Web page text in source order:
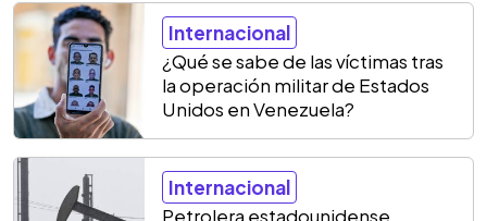
Internacional
¿Qué se sabe de las víctimas tras
la operación militar de Estados
Unidos en Venezuela?
Internacional
Petrolera estadounidense